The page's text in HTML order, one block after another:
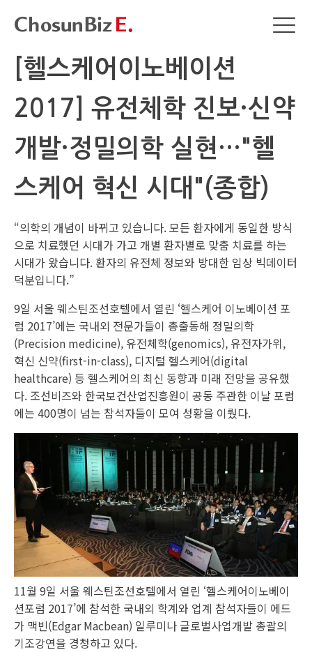
[헬스케어이노베이션
2017] 유전체학 진보·신약
개발·정밀의학 실현…"헬
스케어 혁신 시대"(종합)
“의학의 개념이 바뀌고 있습니다. 모든 환자에게 동일한 방식
으로 치료했던 시대가 가고 개별 환자별로 맞춤 치료를 하는
시대가 왔습니다. 환자의 유전체 정보와 방대한 임상 빅데이터
덕분입니다.”
9일 서울 웨스틴조선호텔에서 열린 ‘헬스케어 이노베이션 포
럼 2017’에는 국내외 전문가들이 총출동해 정밀의학
(Precision medicine), 유전체학(genomics), 유전자가위,
혁신 신약(first-in-class), 디지털 헬스케어(digital
healthcare) 등 헬스케어의 최신 동향과 미래 전망을 공유했
다. 조선비즈와 한국보건산업진흥원이 공동 주관한 이날 포럼
에는 400명이 넘는 참석자들이 모여 성황을 이뤘다.
11월 9일 서울 웨스틴조선호텔에서 열린 ‘헬스케어이노베이
션포럼 2017’에 참석한 국내외 학계와 업계 참석자들이 에드
가 맥빈(Edgar Macbean) 일루미나 글로벌사업개발 총괄의
기조강연을 경청하고 있다.